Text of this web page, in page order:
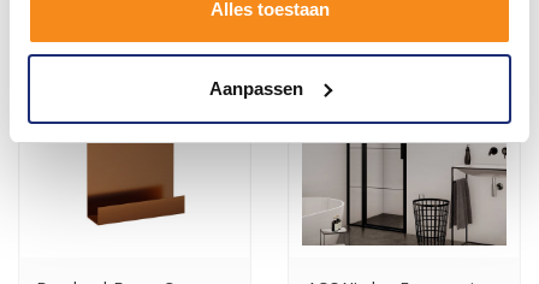
Alles toestaan
Aanpassen